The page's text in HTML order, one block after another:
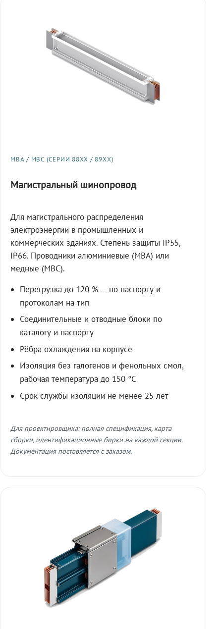
МВА / МВС (СЕРИИ 88XX / 89XX)
Магистральный шинопровод
Для магистрального распределения
электроэнергии в промышленных и
коммерческих зданиях. Степень защиты IP55,
IP66. Проводники алюминиевые (МВА) или
медные (МВС).
Перегрузка до 120 % — по паспорту и
протоколам на тип
Соединительные и отводные блоки по
каталогу и паспорту
Рёбра охлаждения на корпусе
Изоляция без галогенов и фенольных смол,
рабочая температура до 150 °C
Срок службы изоляции не менее 25 лет
Для проектировщика: полная спецификация, карта
сборки, идентификационные бирки на каждой секции.
Документация поставляется с заказом.